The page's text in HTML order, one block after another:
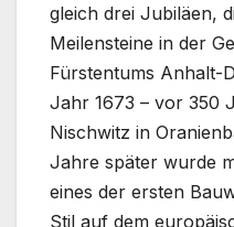
gleich drei Jubiläen,
Meilensteine in der
Fürstentums Anhalt-
Jahr 1673 – vor 350
Nischwitz in
Jahre später wurde
eines der ersten
Stil auf dem